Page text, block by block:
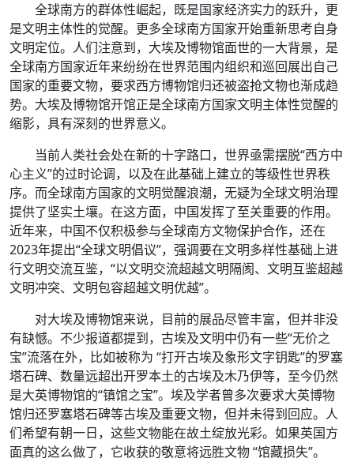
全球南方的群体性崛起，既是国家经济实力的跃升，更
是文明主体性的觉醒。更多全球南方国家开始重新思考自身
文明定位。人们注意到，大埃及博物馆面世的一大背景，是
全球南方国家近年来纷纷在世界范围内组织和巡回展出自己
国家的重要文物，要求西方博物馆归还被盗抢文物也渐成趋
势。大埃及博物馆开馆正是全球南方国家文明主体性觉醒的
缩影，具有深刻的世界意义。
当前人类社会处在新的十字路口，世界亟需摆脱“西方中
心主义”的过时论调，以及在此基础上建立的等级性世界秩
序。而全球南方国家的文明觉醒浪潮，无疑为全球文明治理
提供了坚实土壤。在这方面，中国发挥了至关重要的作用。
近年来，中国不仅积极参与全球南方文物保护合作，还在
2023年提出“全球文明倡议”，强调要在文明多样性基础上进
行文明交流互鉴，“以文明交流超越文明隔阂、文明互鉴超越
文明冲突、文明包容超越文明优越”。
对大埃及博物馆来说，目前的展品尽管丰富，但并非没
有缺憾。不少报道都提到，古埃及文明中仍有一些“无价之
宝”流落在外，比如被称为 “打开古埃及象形文字钥匙”的罗塞
塔石碑、数量远超出开罗本土的古埃及木乃伊等，至今仍然
是大英博物馆的“镇馆之宝”。埃及学者曾多次要求大英博物
馆归还罗塞塔石碑等古埃及重要文物，但并未得到回应。人
们希望有朝一日，这些文物能在故土绽放光彩。如果英国方
面真的这么做了，它收获的敬意将远胜文物 “馆藏损失”。